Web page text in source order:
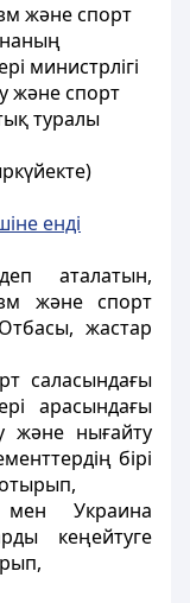
және спорт
министрлігі
және спорт
туралы
енді
аталатын,
және спорт
жастар
саласындағы
арасындағы
және нығайту
бірі
мен Украина
кеңейтуге